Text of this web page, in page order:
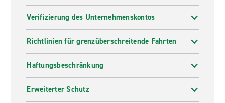
Verifizierung des Unternehmenskontos
Richtlinien für grenzüberschreitende Fahrten
Haftungsbeschränkung
Erweiterter Schutz